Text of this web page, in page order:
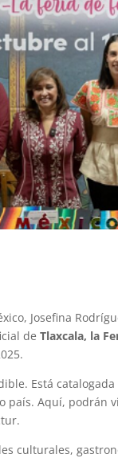
Josefina
deTlaxcala, la
Está
país. Aquí, podrán
culturales,